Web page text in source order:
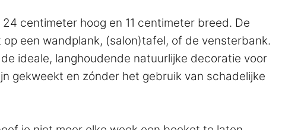
centimeter hoog en 11 centimeter breed. De
een wandplank, (salon)tafel, of de vensterbank.
ideale, langhoudende natuurlijke decoratie voor
gekweekt en zónder het gebruik van schadelijke